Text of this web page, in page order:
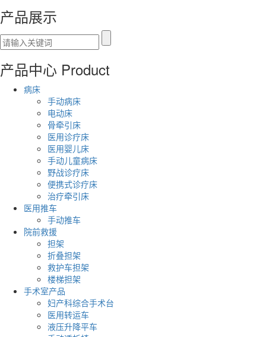
产品展示
产品中心 Product
病床
手动病床
电动床
骨牵引床
医用诊疗床
医用婴儿床
手动儿童病床
野战诊疗床
便携式诊疗床
治疗牵引床
医用推车
手动推车
院前救援
担架
折叠担架
救护车担架
楼梯担架
手术室产品
妇产科综合手术台
医用转运车
液压升降平车